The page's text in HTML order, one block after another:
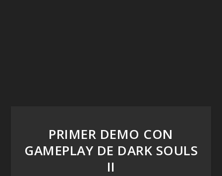
PRIMER DEMO CON
GAMEPLAY DE DARK SOULS
II